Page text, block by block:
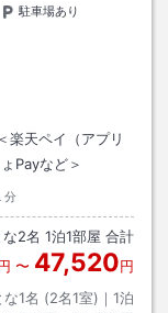
駐車場あり
楽天ペイ（アプリ
Payなど＞
分
な2名 1泊1部屋 合計
〜 47,520円
な1名 (2名1室)｜ 1泊